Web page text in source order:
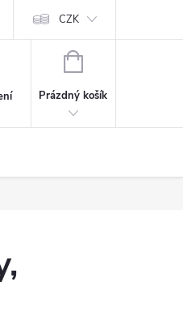
CZK
NÁKUPNÍ
Prázdný košík